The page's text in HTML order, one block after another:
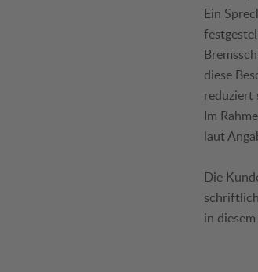
Ein
diese
reduziert
Im
laut
Die
in